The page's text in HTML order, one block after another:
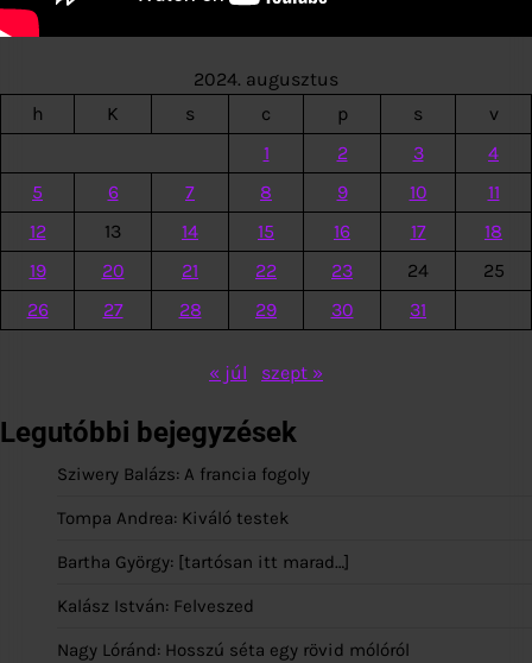
2024. augusztus
h
K s c p s
v
1
2 3
4
5
6 7 8 9 10
11
12
13 14 15 16 17
18
19
20 21 22 23 24
25
26
27 28 29 30 31
« júl szept »
Legutóbbi bejegyzések
Sziwery Balázs: A francia fogoly
Tompa Andrea: Kiváló testek
Bartha György: [tartósan itt marad…]
Kalász István: Felveszed
Nagy Lóránd: Hosszú séta egy rövid mólóról